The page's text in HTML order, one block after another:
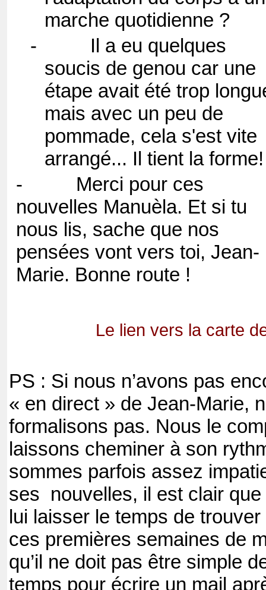
marche quotidienne ?
-
Il a eu quelques
soucis de genou car une
étape avait été trop
mais avec un peu de
pommade, cela s'est vite
arrangé... Il tient la forme!
-
Merci pour ces
nouvelles Manuèla. Et si tu
nous lis, sache que nos
pensées vont vers toi, Jean-
Marie. Bonne route !
Le lien vers la carte
PS : Si nous n’avons pas
« en direct » de Jean-Marie,
formalisons pas. Nous le
laissons cheminer à son
sommes parfois assez
ses nouvelles, il est clair
lui laisser le temps de
ces premières semaines de
qu’il ne doit pas être simple
temps pour écrire un mail